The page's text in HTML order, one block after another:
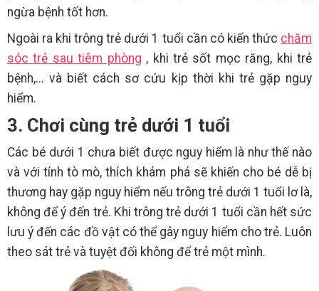
ngừa bệnh tốt hơn.
Ngoài ra khi trông trẻ dưới 1 tuổi cần có kiến thức chăm
sóc trẻ sau tiêm phòng , khi trẻ sốt mọc răng, khi trẻ
bệnh,... và biết cách sơ cứu kịp thời khi trẻ gặp nguy
hiểm.
3. Chơi cùng trẻ dưới 1 tuổi
Các bé dưới 1 chưa biết được nguy hiểm là như thế nào
và với tính tò mò, thích khám phá sẽ khiến cho bé dễ bị
thương hay gặp nguy hiểm nếu trông trẻ dưới 1 tuổi lơ là,
không để ý đến trẻ. Khi trông trẻ dưới 1 tuổi cần hết sức
lưu ý đến các đồ vật có thể gây nguy hiểm cho trẻ. Luôn
theo sát trẻ và tuyệt đối không để trẻ một mình.